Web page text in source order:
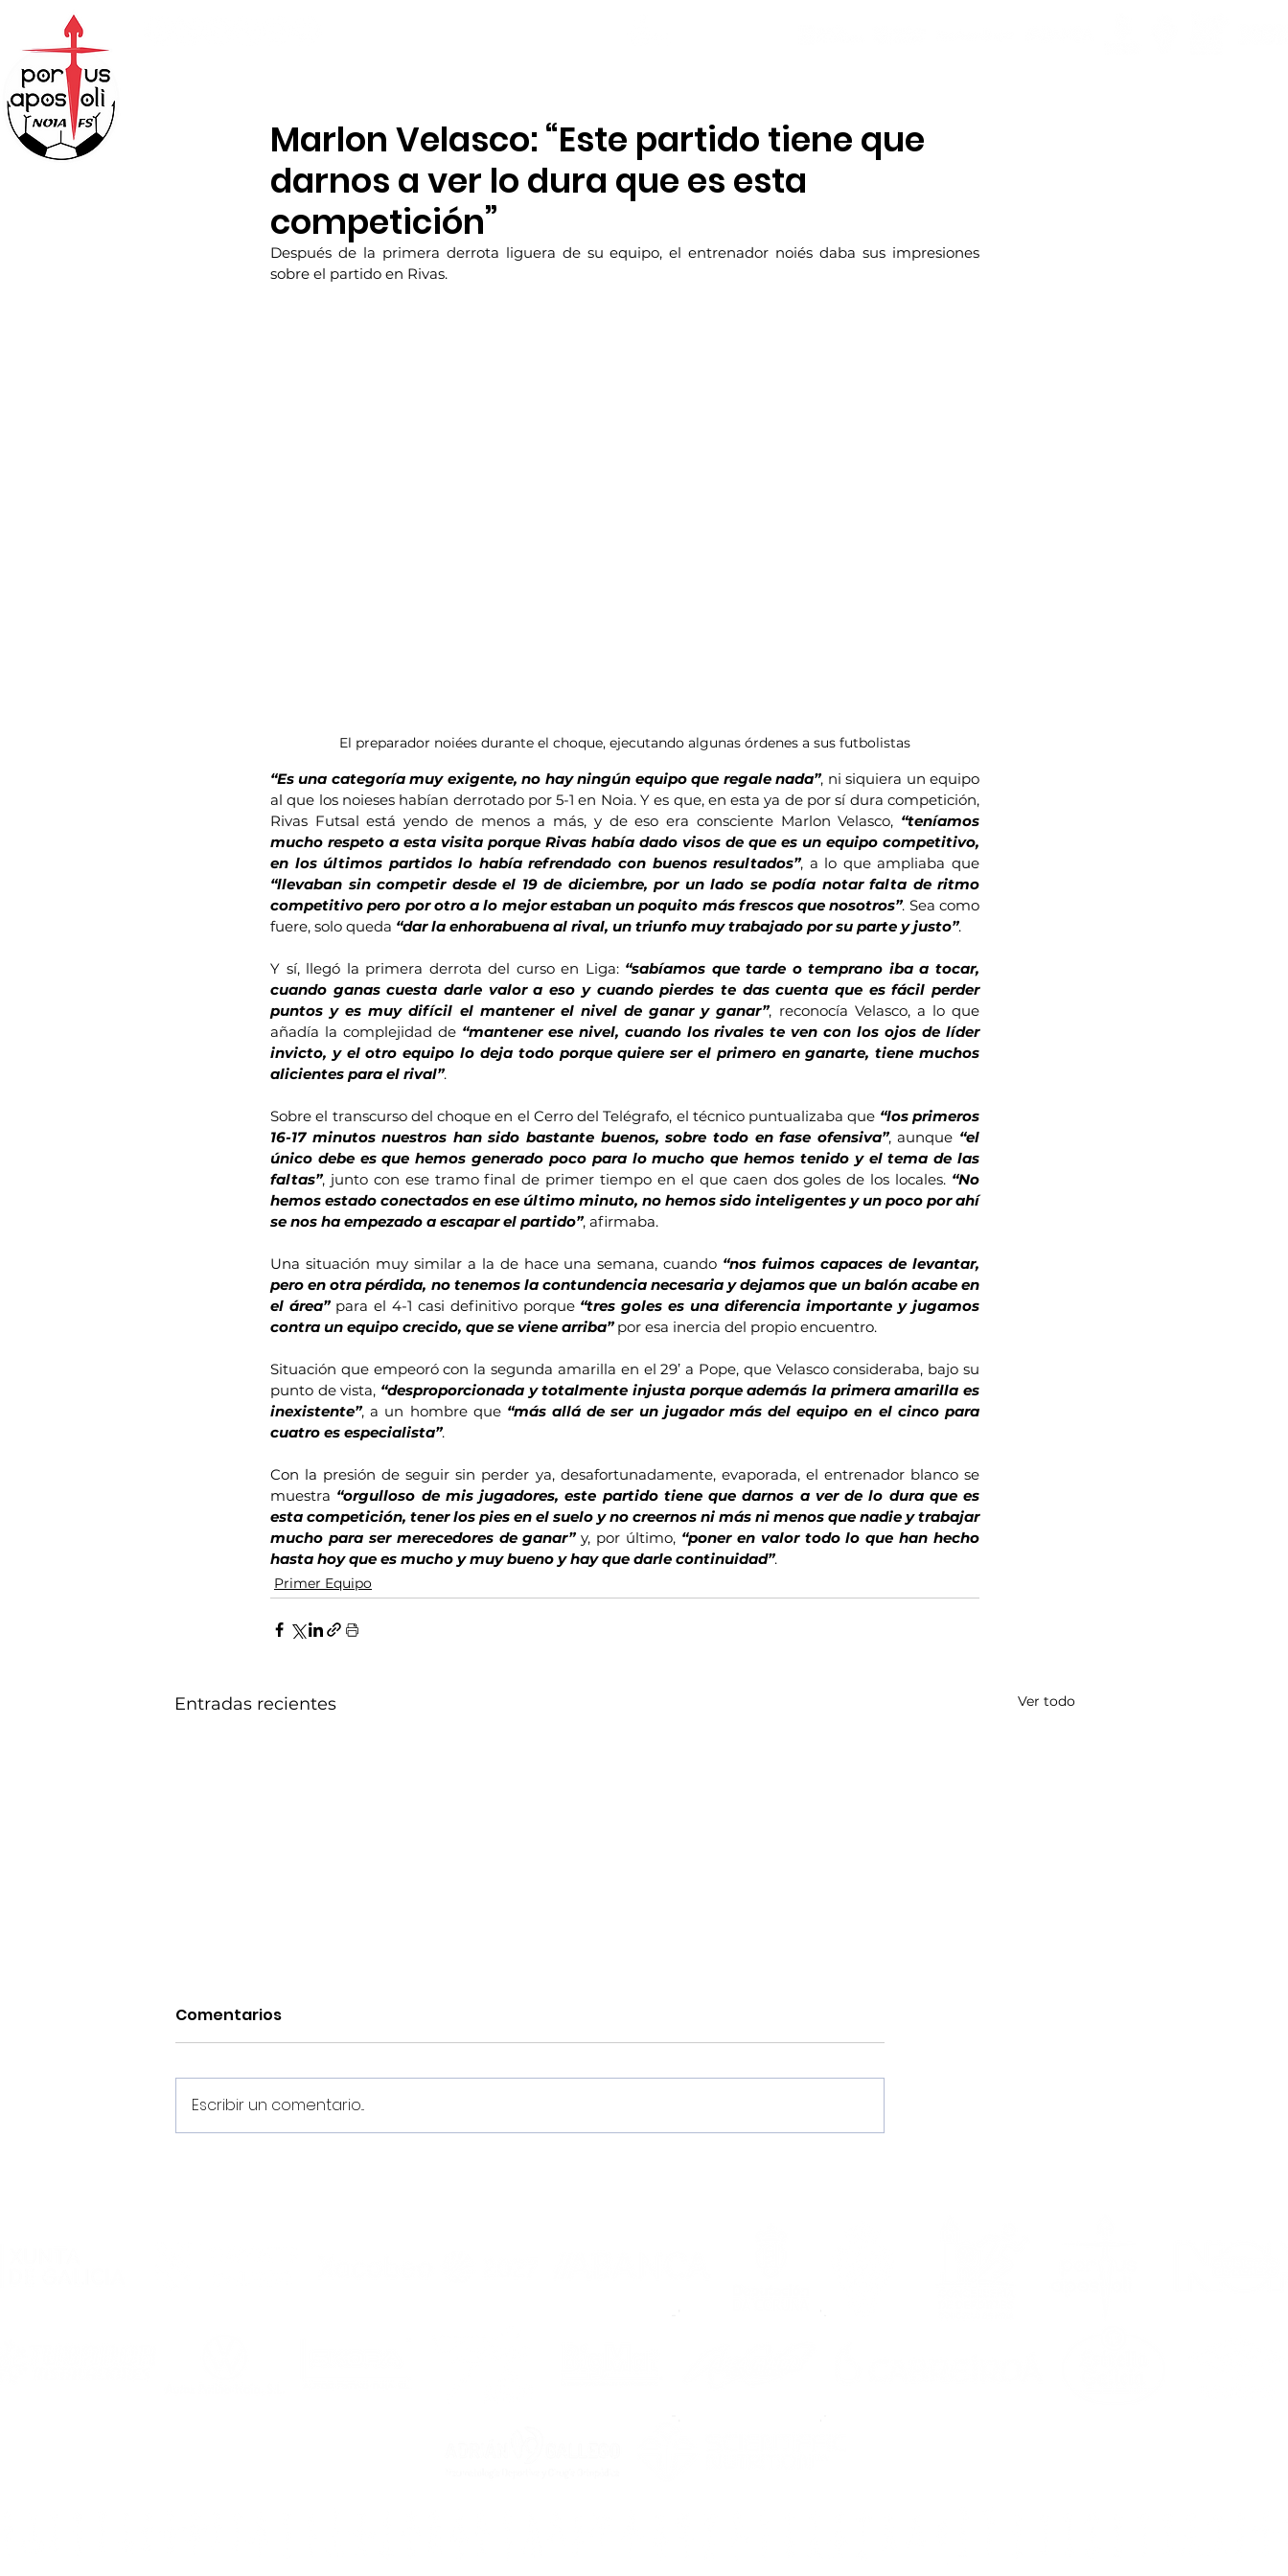
Marlon Velasco: “Este partido tiene que
darnos a ver lo dura que es esta
competición”
Después de la primera derrota liguera de su equipo, el entrenador noiés daba sus impresiones
sobre el partido en Rivas.
El preparador noiées durante el choque, ejecutando algunas órdenes a sus futbolistas
“Es una categoría muy exigente, no hay ningún equipo que regale nada”, ni siquiera un equipo
al que los noieses habían derrotado por 5-1 en Noia. Y es que, en esta ya de por sí dura competición,
Rivas Futsal está yendo de menos a más, y de eso era consciente Marlon Velasco, “teníamos
mucho respeto a esta visita porque Rivas había dado visos de que es un equipo competitivo,
en los últimos partidos lo había refrendado con buenos resultados”
“llevaban sin competir desde el 19 de diciembre, por un lado se podía notar falta de ritmo
competitivo pero por otro a lo mejor estaban un poquito más frescos que nosotros”. Sea como
fuere, solo queda “dar la enhorabuena al rival, un triunfo muy trabajado por su parte y justo”.
Y sí, llegó la primera derrota del curso en Liga: “sabíamos que tarde o temprano iba a tocar,
cuando ganas cuesta darle valor a eso y cuando pierdes te das cuenta que es fácil perder
puntos y es muy difícil el mantener el nivel de ganar y ganar”, reconocía Velasco, a lo que
añadía la complejidad de “mantener ese nivel, cuando los rivales te ven con los ojos de líder
invicto, y el otro equipo lo deja todo porque quiere ser el primero en ganarte, tiene muchos
alicientes para el rival”.
Sobre el transcurso del choque en el Cerro del Telégrafo, el técnico puntualizaba que “los primeros
16-17 minutos nuestros han sido bastante buenos, sobre todo en fase ofensiva”, aunque “el
único debe es que hemos generado poco para lo mucho que hemos tenido y el tema de las
faltas”, junto con ese tramo final de primer tiempo en el que caen dos goles de los locales. “No
hemos estado conectados en ese último minuto, no hemos sido inteligentes y un poco por ahí
se nos ha empezado a escapar el partido”, afirmaba.
Una situación muy similar a la de hace una semana, cuando “nos fuimos capaces de levantar,
pero en otra pérdida, no tenemos la contundencia necesaria y dejamos que un balón acabe en
el área” para el 4-1 casi definitivo porque “tres goles es una diferencia importante y jugamos
contra un equipo crecido, que se viene arriba” por esa inercia del propio encuentro.
Situación que empeoró con la segunda amarilla en el 29’ a Pope, que Velasco consideraba, bajo su
punto de vista, “desproporcionada y totalmente injusta porque además la primera amarilla es
inexistente”, a un hombre que “más allá de ser un jugador más del equipo en el cinco para
cuatro es especialista”.
Con la presión de seguir sin perder ya, desafortunadamente, evaporada, el entrenador blanco se
muestra “orgulloso de mis jugadores, este partido tiene que darnos a ver de lo dura que es
esta competición, tener los pies en el suelo y no creernos ni más ni menos que nadie y trabajar
mucho para ser merecedores de ganar” y, por último, “poner en valor todo lo que han hecho
hasta hoy que es mucho y muy bueno y hay que darle continuidad”.
Primer Equipo
Entradas recientes Ver todo
Comentarios
Escribir un comentario...